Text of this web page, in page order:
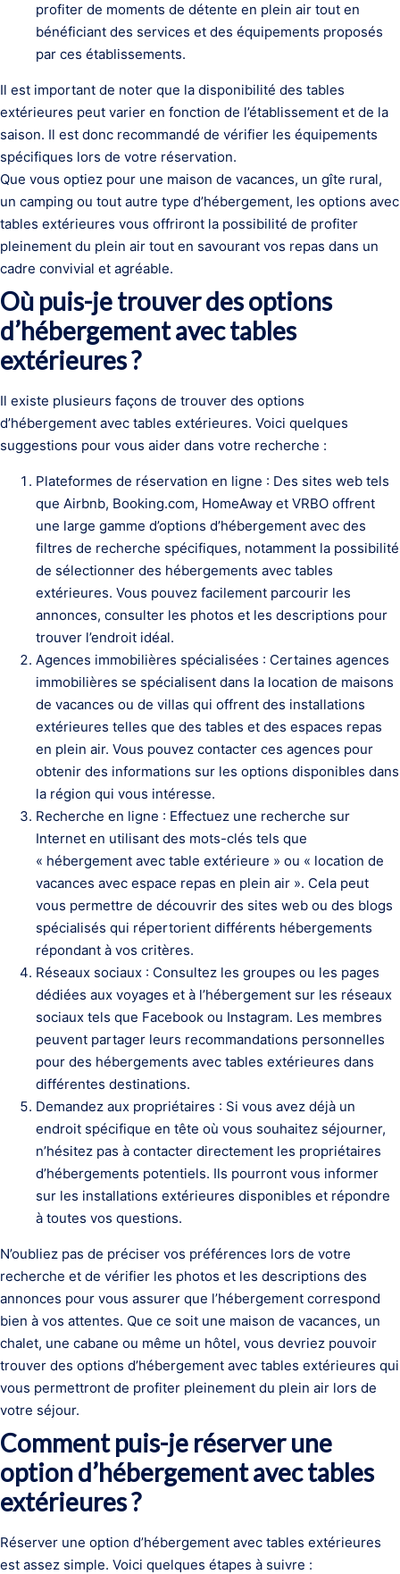
profiter de moments de détente en plein air tout en
bénéficiant des services et des équipements proposés
par ces établissements.
Il est important de noter que la disponibilité des tables
extérieures peut varier en fonction de l’établissement et de la
saison. Il est donc recommandé de vérifier les équipements
spécifiques lors de votre réservation.
Que vous optiez pour une maison de vacances, un gîte rural,
un camping ou tout autre type d’hébergement, les options avec
tables extérieures vous offriront la possibilité de profiter
pleinement du plein air tout en savourant vos repas dans un
cadre convivial et agréable.
Où puis-je trouver des options
d’hébergement avec tables
extérieures ?
Il existe plusieurs façons de trouver des options
d’hébergement avec tables extérieures. Voici quelques
suggestions pour vous aider dans votre recherche :
Plateformes de réservation en ligne : Des sites web tels
que Airbnb, Booking.com, HomeAway et VRBO offrent
une large gamme d’options d’hébergement avec des
filtres de recherche spécifiques, notamment la possibilité
de sélectionner des hébergements avec tables
extérieures. Vous pouvez facilement parcourir les
annonces, consulter les photos et les descriptions pour
trouver l’endroit idéal.
Agences immobilières spécialisées : Certaines agences
immobilières se spécialisent dans la location de maisons
de vacances ou de villas qui offrent des installations
extérieures telles que des tables et des espaces repas
en plein air. Vous pouvez contacter ces agences pour
obtenir des informations sur les options disponibles dans
la région qui vous intéresse.
Recherche en ligne : Effectuez une recherche sur
Internet en utilisant des mots-clés tels que
« hébergement avec table extérieure » ou « location de
vacances avec espace repas en plein air ». Cela peut
vous permettre de découvrir des sites web ou des blogs
spécialisés qui répertorient différents hébergements
répondant à vos critères.
Réseaux sociaux : Consultez les groupes ou les pages
dédiées aux voyages et à l’hébergement sur les réseaux
sociaux tels que Facebook ou Instagram. Les membres
peuvent partager leurs recommandations personnelles
pour des hébergements avec tables extérieures dans
différentes destinations.
Demandez aux propriétaires : Si vous avez déjà un
endroit spécifique en tête où vous souhaitez séjourner,
n’hésitez pas à contacter directement les propriétaires
d’hébergements potentiels. Ils pourront vous informer
sur les installations extérieures disponibles et répondre
à toutes vos questions.
N’oubliez pas de préciser vos préférences lors de votre
recherche et de vérifier les photos et les descriptions des
annonces pour vous assurer que l’hébergement correspond
bien à vos attentes. Que ce soit une maison de vacances, un
chalet, une cabane ou même un hôtel, vous devriez pouvoir
trouver des options d’hébergement avec tables extérieures qui
vous permettront de profiter pleinement du plein air lors de
votre séjour.
Comment puis-je réserver une
option d’hébergement avec tables
extérieures ?
Réserver une option d’hébergement avec tables extérieures
est assez simple. Voici quelques étapes à suivre :